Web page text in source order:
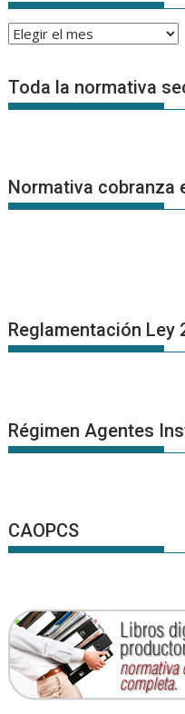
Archivo
Noticias
Toda la normativa
Normativa cobranza
Reglamentación Ley
Régimen Agentes
CAOPCS